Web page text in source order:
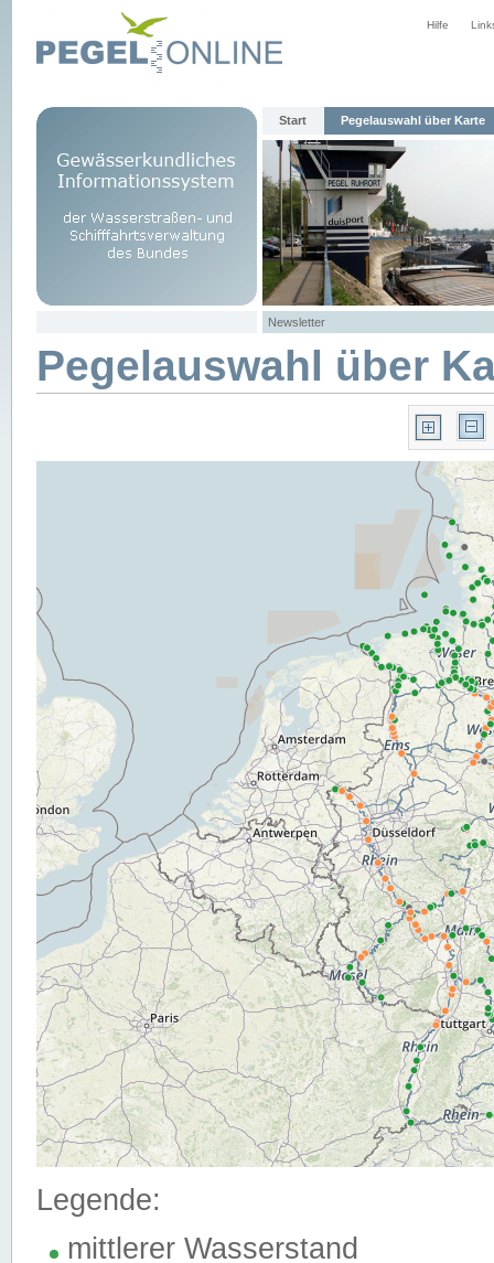
Hilfe
Start Pegelauswahl über Karte
Newsletter
Pegelauswahl über
Legende:
mittlerer Wasserstand